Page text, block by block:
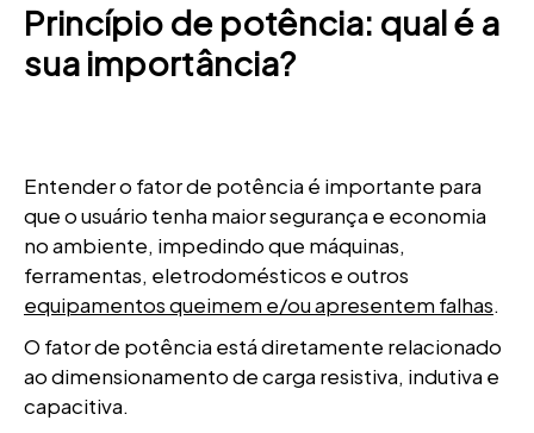
Princípio de potência: qual é a
sua importância?
Entender o fator de potência é importante para
que o usuário tenha maior segurança e economia
no ambiente, impedindo que máquinas,
ferramentas, eletrodomésticos e outros
equipamentos queimem e/ou apresentem falhas.
O fator de potência está diretamente relacionado
ao dimensionamento de carga resistiva, indutiva e
capacitiva.